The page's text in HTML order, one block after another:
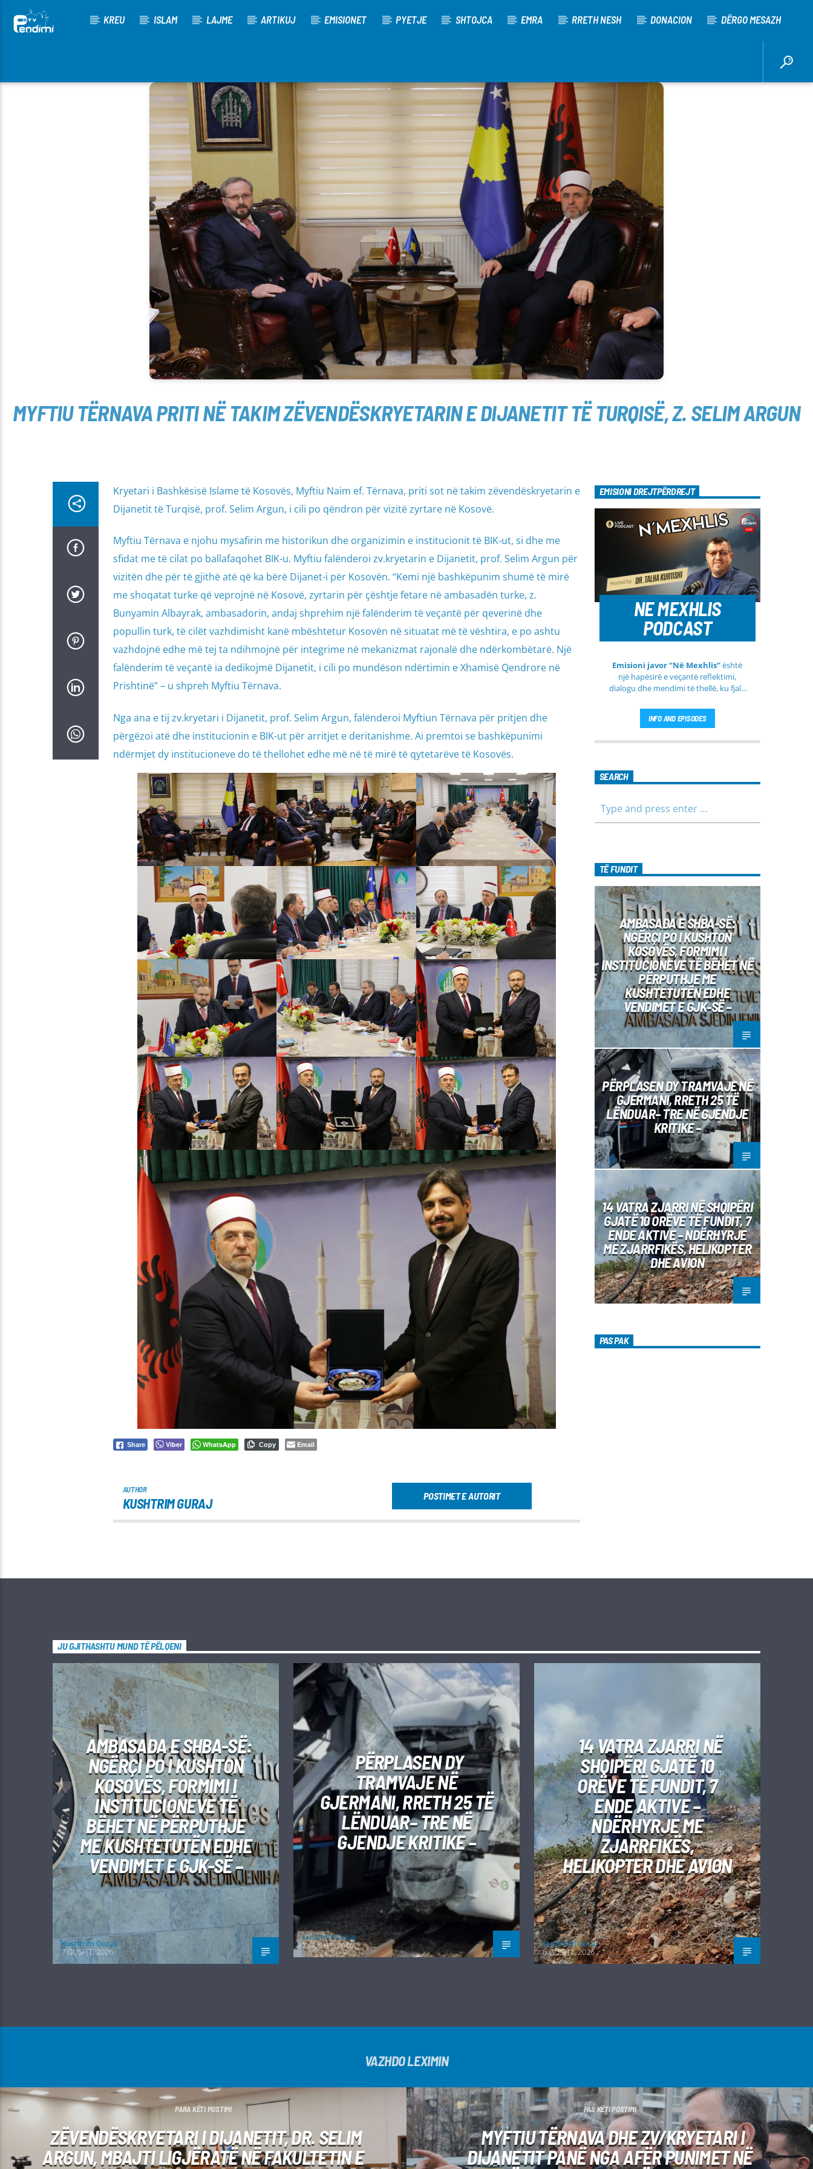
KREU ISLAM LAJME ARTIKUJ EMISIONET PYETJE SHTOJCA EMRA RRETH NESH DONACION DËRGO MESAZH
[There are no radio stations in the database]
MYFTIU TËRNAVA PRITI NË TAKIM ZËVENDËSKRYETARIN E DIJANETIT TË TURQISË, Z. SELIM ARGUN
Kryetari i Bashkësisë Islame të Kosovës, Myftiu Naim ef. Tërnava, priti sot në takim zëvendëskryetarin e
Dijanetit të Turqisë, prof. Selim Argun, i cili po qëndron për vizitë zyrtare në Kosovë.
Myftiu Tërnava e njohu mysafirin me historikun dhe organizimin e institucionit të BIK-ut, si dhe me
sfidat me të cilat po ballafaqohet BIK-u. Myftiu falënderoi zv.kryetarin e Dijanetit, prof. Selim Argun për
vizitën dhe për të gjithë atë që ka bërë Dijanet-i për Kosovën. “Kemi një bashkëpunim shumë të mirë
me shoqatat turke që veprojnë në Kosovë, zyrtarin për çështje fetare në ambasadën turke, z.
Bunyamin Albayrak, ambasadorin, andaj shprehim një falënderim të veçantë për qeverinë dhe
popullin turk, të cilët vazhdimisht kanë mbështetur Kosovën në situatat më të vështira, e po ashtu
vazhdojnë edhe më tej ta ndihmojnë për integrime në mekanizmat rajonalë dhe ndërkombëtarë. Një
falënderim të veçantë ia dedikojmë Dijanetit, i cili po mundëson ndërtimin e Xhamisë Qendrore në
Prishtinë” – u shpreh Myftiu Tërnava.
Nga ana e tij zv.kryetari i Dijanetit, prof. Selim Argun, falënderoi Myftiun Tërnava për pritjen dhe
përgëzoi atë dhe institucionin e BIK-ut për arritjet e deritanishme. Ai premtoi se bashkëpunimi
ndërmjet dy institucioneve do të thellohet edhe më në të mirë të qytetarëve të Kosovës.
Share Viber WhatsApp Copy Email
AUTHOR
KUSHTRIM GURAJ POSTIMET E AUTORIT
EMISIONI DREJTPËRDREJT
NE MEXHLIS
PODCAST
Emisioni javor “Në Mexhlis”është
një hapësirë e veçantë reflektimi,
dialogu dhe mendimi të thellë, ku fjala
kuptim të veçantë. Ky emision
transmetohetdrejtpërdrejt çdo të
formë komunikimi të hapur, të qetë
INFO AND EPISODES
SEARCH
TË FUNDIT
AMBASADA E SHBA-SË:
NGËRÇI PO I KUSHTON
KOSOVËS, FORMIMI I
INSTITUCIONEVE TË BËHET NË
PËRPUTHJE ME
KUSHTETUTËN EDHE
VENDIMET E GJK-SË –
PËRPLASEN DY TRAMVAJE NË
GJERMANI, RRETH 25 TË
LËNDUAR– TRE NË GJENDJE
KRITIKE –
14 VATRA ZJARRI NË SHQIPËRI
GJATË 10 ORËVE TË FUNDIT, 7
ENDE AKTIVE – NDËRHYRJE
ME ZJARRFIKËS, HELIKOPTER
DHE AVION
PAS PAK
JU GJITHASHTU MUND TË PËLQENI
AMBASADA E SHBA-SË:
NGËRÇI PO I KUSHTON
KOSOVËS, FORMIMI I
INSTITUCIONEVE TË
BËHET NË PËRPUTHJE
ME KUSHTETUTËN EDHE
VENDIMET E GJK-SË –
Kushtrim Guraj
7 GUSHT, 2026
PËRPLASEN DY
TRAMVAJE NË
GJERMANI, RRETH 25 TË
LËNDUAR– TRE NË
GJENDJE KRITIKE –
Kushtrim Guraj
7 GUSHT, 2026
14 VATRA ZJARRI NË
SHQIPËRI GJATË 10
ORËVE TË FUNDIT, 7
ENDE AKTIVE –
NDËRHYRJE ME
ZJARRFIKËS,
HELIKOPTER DHE AVION
Kushtrim Guraj
6 GUSHT, 2026
VAZHDO LEXIMIN
PARA KËTI POSTIMI
ZËVENDËSKRYETARI I DIJANETIT, DR. SELIM
ARGUN, MBAJTI LIGJËRATË NË FAKULTETIN E
PAS KËTI POSTIMI
MYFTIU TËRNAVA DHE ZV/KRYETARI I
DIJANETIT PANË NGA AFËR PUNIMET NË